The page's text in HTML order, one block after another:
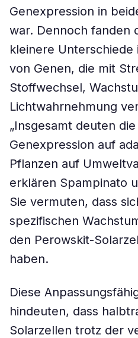
Genexpression in
war. Dennoch fanden
kleinere Unterschiede
von Genen, die mit
Stoffwechsel,
Lichtwahrnehmung
„Insgesamt deuten
Genexpression auf
Pflanzen auf
erklären Spampinato
Sie vermuten, dass
spezifischen
den Perowskit-
haben.
Diese
hindeuten, dass
Solarzellen trotz der